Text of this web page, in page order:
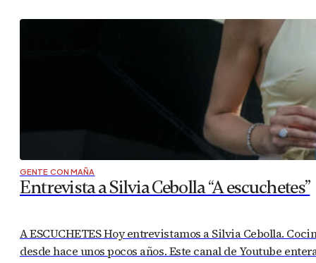
GENTE CON MAÑA
Entrevista a Silvia Cebolla “A escuchetes”
A ESCUCHETES Hoy entrevistamos a Silvia Cebolla.
desde hace unos pocos años. Este canal de Youtube